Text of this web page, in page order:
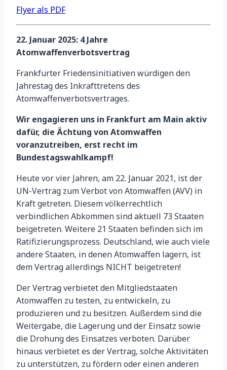
Flyer als PDF
22. Januar 2025: 4 Jahre
Atomwaffenverbotsvertrag
Frankfurter Friedensinitiativen würdigen den
Jahrestag des Inkrafttretens des
Atomwaffenverbotsvertrages.
Wir engagieren uns in Frankfurt am Main aktiv
dafür, die Ächtung von Atomwaffen
voranzutreiben, erst recht im
Bundestagswahlkampf!
Heute vor vier Jahren, am 22. Januar 2021, ist der
UN-Vertrag zum Verbot von Atomwaffen (AVV) in
Kraft getreten. Diesem völkerrechtlich
verbindlichen Abkommen sind aktuell 73 Staaten
beigetreten. Weitere 21 Staaten befinden sich im
Ratifizierungsprozess. Deutschland, wie auch viele
andere Staaten, in denen Atomwaffen lagern, ist
dem Vertrag allerdings NICHT beigetreten!
Der Vertrag verbietet den Mitgliedstaaten
Atomwaffen zu testen, zu entwickeln, zu
produzieren und zu besitzen. Außerdem sind die
Weitergabe, die Lagerung und der Einsatz sowie
die Drohung des Einsatzes verboten. Darüber
hinaus verbietet es der Vertrag, solche Aktivitäten
zu unterstützen, zu fördern oder einen anderen